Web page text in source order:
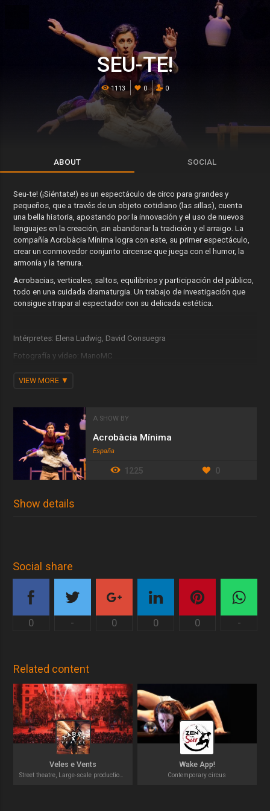
SEU-TE!
1113 0 0
ABOUT SOCIAL
Seu-te! (¡Siéntate!) es un espectáculo de circo para grandes y
pequeños, que a través de un objeto cotidiano (las sillas), cuenta
una bella historia, apostando por la innovación y el uso de nuevos
lenguajes en la creación, sin abandonar la tradición y el arraigo. La
compañía Acrobàcia Mínima logra con este, su primer espectáculo,
crear un conmovedor conjunto circense que juega con el humor, la
armonía y la ternura.
Acrobacias, verticales, saltos, equilibrios y participación del público,
todo en una cuidada dramaturgia. Un trabajo de investigación que
consigue atrapar al espectador con su delicada estética.
Intérpretes: Elena Ludwig, David Consuegra
Fotografía y vídeo: ManoMC
Iluminación: Alberto Urios
Coreografía: Carlos Peñalver
Distribución: Nacho Vilar Producciones
Dirección técnica: Jon Sádaba
Dirección artística: Lucas Escobedo
VIEW MORE
A SHOW BY
Acrobàcia Mínima
España
1225 0
Show details
Social share
0 - 0 0 0 -
Related content
Veles e Vents Wake App!
Contemporary circus